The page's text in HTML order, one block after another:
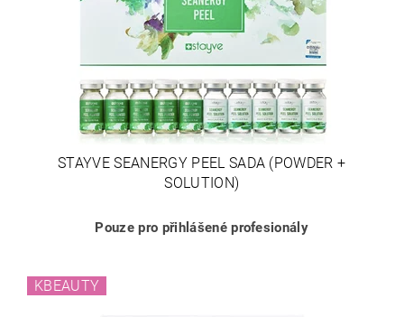
STAYVE SEANERGY PEEL SADA (POWDER +
SOLUTION)
Pouze pro přihlášené profesionály
KBEAUTY